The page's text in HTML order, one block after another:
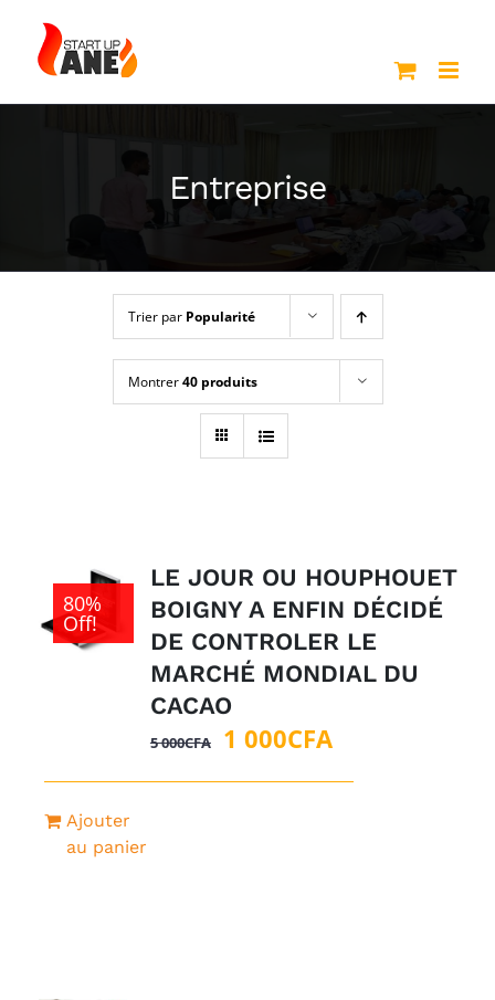
contenu
Entreprise
Trier par Popularité
Montrer40 produits
80%
Off!
LE JOUR OU HOUPHOUET
BOIGNY A ENFIN DÉCIDÉ
DE CONTROLER LE
MARCHÉ MONDIAL DU
CACAO
5 000CFA
Le
1 000CFALe
Ajouter
au panier